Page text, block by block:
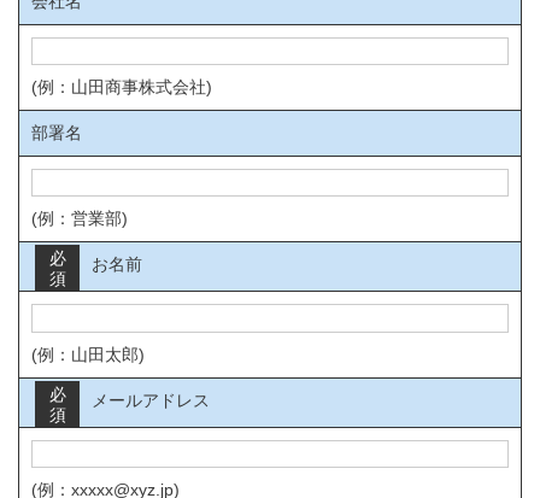
(例：山田商事株式会社)
部署名
(例：営業部)
お名前
必
須
(例：山田太郎)
メールアドレス
必
須
(例：xxxxx@xyz.jp)